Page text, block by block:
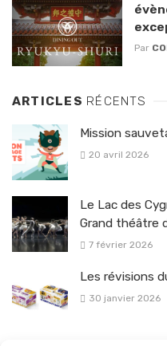
Par
ARTICLES RÉCENTS
Mission
20 avril 2026
Le Lac des
Grand théâtre
7 février 2026
Les révisions
30 janvier 2026